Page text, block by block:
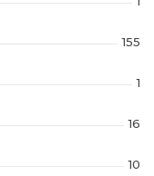
155
1
16
10